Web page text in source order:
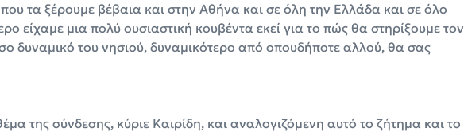
τα ξέρουμε βέβαια και στην Αθήνα και σε όλη την Ελλάδα και σε όλο
είχαμε μια πολύ ουσιαστική κουβέντα εκεί για το πώς θα στηρίξουμε τον
δυναμικό του νησιού, δυναμικότερο από οπουδήποτε αλλού, θα σας
της σύνδεσης, κύριε Καιρίδη, και αναλογιζόμενη αυτό το ζήτημα και το